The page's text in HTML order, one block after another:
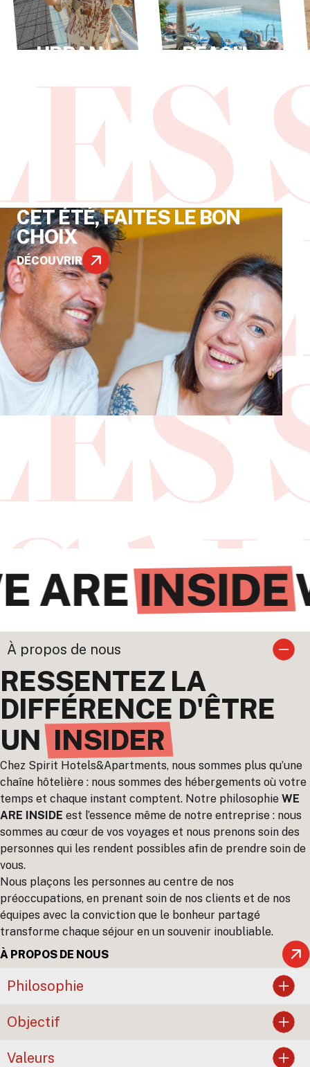
URBAN BEACH
CET ÉTÉ, FAITES LE BON
CHOIX
DÉCOUVRIR
À propos de nous
RESSENTEZ LA
DIFFÉRENCE D'ÊTRE
UN INSIDER
Chez Spirit Hotels&Apartments, nous sommes plus qu’une
chaîne hôtelière : nous sommes des hébergements où votre
temps et chaque instant comptent. Notre philosophie WE
ARE INSIDE est l’essence même de notre entreprise : nous
sommes au cœur de vos voyages et nous prenons soin des
personnes qui les rendent possibles afin de prendre soin de
vous.
Nous plaçons les personnes au centre de nos
préoccupations, en prenant soin de nos clients et de nos
équipes avec la conviction que le bonheur partagé
transforme chaque séjour en un souvenir inoubliable.
À PROPOS DE NOUS
Philosophie
Objectif
Valeurs